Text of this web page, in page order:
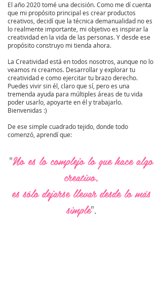
El año 2020 tomé una decisión. Como me dí cuenta
que mi propósito principal es crear productos
creativos, decidí que la técnica demanualidad no es
lo realmente importante, mi objetivo es inspirar la
creatividad en la vida de las personas. Y desde ese
propósito construyo mi tienda ahora.
La Creatividad está en todos nosotros, aunque no lo
veamos ni creamos. Desarrollar y explorar tu
creatividad e como ejercitar tu brazo derecho.
Puedes vivir sin él, claro que sí, pero es una
tremenda ayuda para múltiples áreas de tu vida
poder usarlo, apoyarte en él y trabajarlo.
Bienvenidas :)
De ese simple cuadrado tejido, donde todo
comenzó, aprendí que:
"No es lo complejo lo que hace algo
creativo,
es sólo dejarse llevar desde lo más
simple".